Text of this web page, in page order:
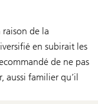
de la
en subirait les
de ne pas
aussi familier qu’il